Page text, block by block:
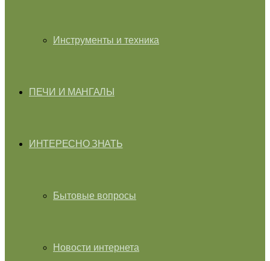
Инструменты и техника
ПЕЧИ И МАНГАЛЫ
ИНТЕРЕСНО ЗНАТЬ
Бытовые вопросы
Новости интернета